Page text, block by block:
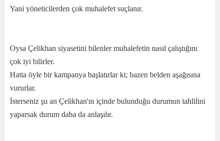
Yani yöneticilerden çok muhalefet suçlanır.
Oysa Çelikhan siyasetini bilenler muhalefetin nasıl çalıştığını
çok iyi bilirler.
Hatta öyle bir kampanya başlatırlar ki; bazen belden aşağısına
vururlar.
İsterseniz şu an Çelikhan'ın içinde bulunduğu durumun tahlilini
yaparsak durum daha da anlaşılır.